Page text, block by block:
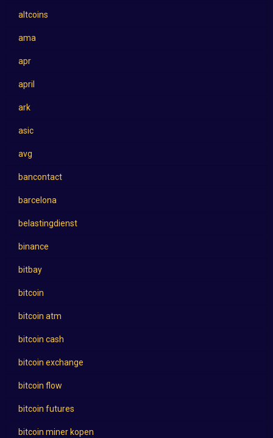
altcoins
ama
apr
april
ark
asic
avg
bancontact
barcelona
belastingdienst
binance
bitbay
bitcoin
bitcoin atm
bitcoin cash
bitcoin exchange
bitcoin flow
bitcoin futures
bitcoin miner kopen